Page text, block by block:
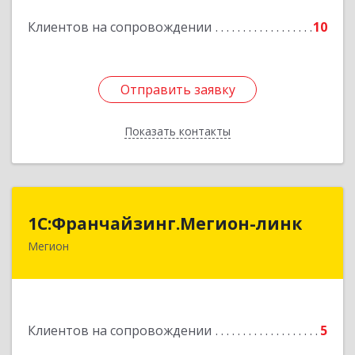
Клиентов на сопровождении 10
Отправить заявку
Показать контакты
Подробнее
Отправить заявку
Назад
1С:Франчайзинг.Мегион-линк
Мегион
Клиентов на сопровождении 5
1С:Франчайзинг.Мегион-линк